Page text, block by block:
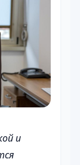
и